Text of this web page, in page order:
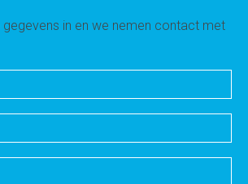
in en we nemen contact met